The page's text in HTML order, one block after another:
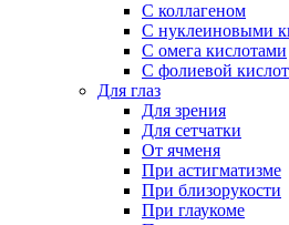
С коллагеном
С нуклеиновыми
С омега кислотами
С фолиевой
Для глаз
Для зрения
Для сетчатки
От ячменя
При астигматизме
При близорукости
При глаукоме